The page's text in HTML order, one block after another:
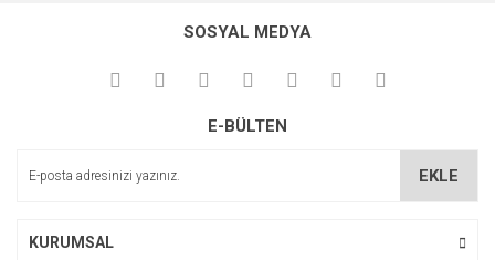
kullanarak tarafımıza iletebilirsiniz.
Görüş ve önerileriniz için teşekkür ederiz.
Ürün açıklamasında eksik bilgiler bulunuyor.
SOSYAL MEDYA
E-BÜLTEN
EKLE
KURUMSAL